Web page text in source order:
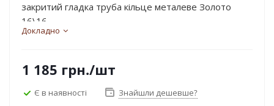
закритий гладка труба кільце металеве Золото
16\16...
Докладно
1 185 грн./шт
Є в наявності Знайшли дешевше?